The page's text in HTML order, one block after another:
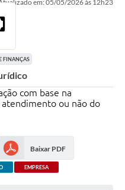
em: 05/05/2026 às 12h23
FINANÇAS
com base na
atendimento ou não do
Baixar PDF
EMPRESA